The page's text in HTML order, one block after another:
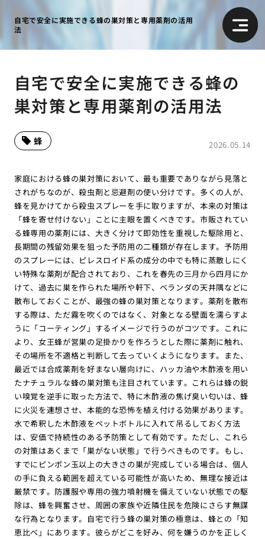
自宅で安全に実施できる蜂の巣対策と専用薬剤の活用
法
自宅で安全に実施できる蜂の
巣対策と専用薬剤の活用法
2026.05.14
蜂
家庭における蜂の巣対策において、最も重要でありながら見落と
されがちなのが、殺虫剤と忌避剤の使い分けです。多くの人が、
蜂を見かけてから殺虫スプレーを手に取りますが、本来の対策は
「蜂を寄せ付けない」ことに主眼を置くべきです。市販されてい
る蜂専用の薬剤には、大きく分けて即効性を重視した駆除用と、
長期間の残留効果を狙った予防用の二種類が存在します。予防用
のスプレーには、ピレスロイド系の成分の中でも特に蒸散しにく
い特殊な薬剤が配合されており、これを春先の三月から四月にか
けて、過去に巣を作られた場所や軒下、ベランダの天井隅などに
散布しておくことが、最強の蜂の巣対策となります。薬剤を散布
する際は、ただ霧を吹くのではなく、対象となる壁面を濡らすよ
うに「コーティング」するイメージで行うのがコツです。これに
より、女王蜂が営巣の足掛かりを作ろうとした際に薬剤に触れ、
その場所を不適格と判断して去っていくようになります。また、
最近では合成薬剤を好まない層向けに、ハッカ油や木酢液を用い
たナチュラルな蜂の巣対策も注目されています。これらは蜂の鋭
い嗅覚を逆手に取った方法で、特に木酢液の焦げ臭い匂いは、蜂
に火災を連想させ、本能的な恐怖を植え付ける効果があります。
水で希釈した木酢液をペットボトルに入れて吊るしておく方法
は、安価で持続性のある予防策として有効です。ただし、これら
の対策はあくまで「巣がない状態」で行うべきものです。もし、
すでにピンポン玉以上の大きさの巣が完成している場合は、個人
の手に負える範囲を超えている可能性が高いため、無理な接近は
厳禁です。防護服や専用の強力噴射機を備えていない状態での駆
除は、蜂を興奮させ、周囲の家族や近隣住民を危険にさらす無謀
な行為となります。自宅で行う蜂の巣対策の極意は、蜂との「知
恵比べ」にあります。彼らがどこを好み、何を嫌うのかを正しく